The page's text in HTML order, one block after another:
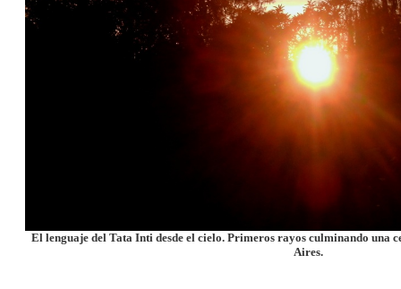
El lenguaje del Tata Inti desde el cielo. Primeros rayos culminando una
Aires.